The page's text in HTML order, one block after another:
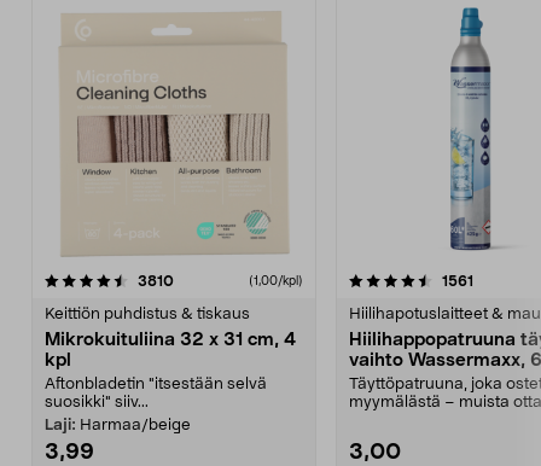
3810arvostelut (1,00/kpl)
Keittiön puhdistus & tiskaus
Mikrokuituliina 32 x 31 cm, 4
kpl
Aftonbladetin "itsestään selvä
suosikki" siiv...
Laji: Harmaa/beige
3,99
4.5viidestä
1561
Hiilihapotuslaitteet &
Hiilihappopatruuna
vaihto Wassermaxx,
Täyttöpatruuna, joka
myymälästä – muista
3,00
4.5viidestä